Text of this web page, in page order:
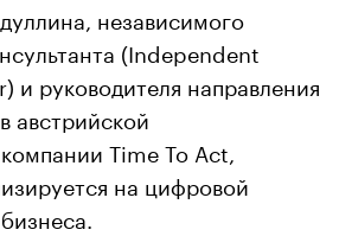
независимого
(Independent
и руководителя направления
австрийской
Time To Act,
на цифровой